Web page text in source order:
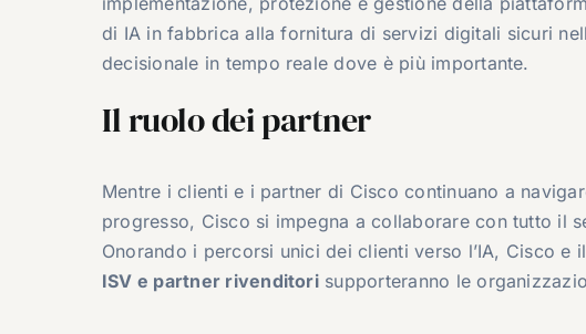
di IA in fabbrica alla fornitura di servizi digitali sicuri
decisionale in tempo reale dove è più importante.
Il ruolo dei partner
Mentre i clienti e i partner di Cisco continuano a
progresso, Cisco si impegna a collaborare con tutto il
Onorando i percorsi unici dei clienti verso l’IA, Cisco e
ISV e partner rivenditorisupporteranno le